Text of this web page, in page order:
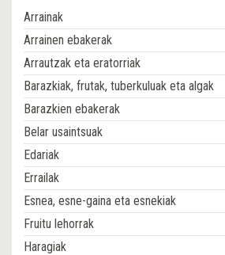
Arrainak
Arrainen ebakerak
Arrautzak eta eratorriak
Barazkiak, frutak, tuberkuluak eta algak
Barazkien ebakerak
Belar usaintsuak
Edariak
Errailak
Esnea, esne-gaina eta esnekiak
Fruitu lehorrak
Haragiak